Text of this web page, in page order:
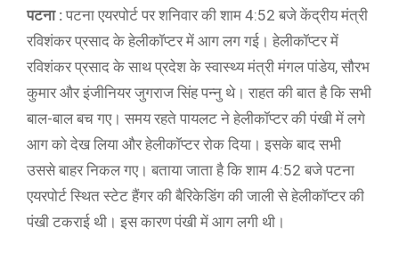
पटना : पटना एयरपोर्ट पर शनिवार की शाम 4:52 बजे केंद्रीय मंत्री
रविशंकर प्रसाद के हेलीकॉप्टर में आग लग गई। हेलीकॉप्टर में
रविशंकर प्रसाद के साथ प्रदेश के स्वास्थ्य मंत्री मंगल पांडेय, सौरभ
कुमार और इंजीनियर जुगराज सिंह पन्नु थे। राहत की बात है कि सभी
बाल-बाल बच गए। समय रहते पायलट ने हेलीकॉप्टर की पंखी में लगे
आग को देख लिया और हेलीकॉप्टर रोक दिया। इसके बाद सभी
उससे बाहर निकल गए। बताया जाता है कि शाम 4:52 बजे पटना
एयरपोर्ट स्थित स्टेट हैंगर की बैरिकेडिंग की जाली से हेलीकॉप्टर की
पंखी टकराई थी। इस कारण पंखी में आग लगी थी।